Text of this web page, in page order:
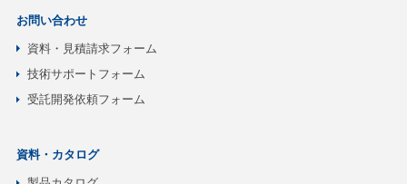
お問い合わせ
資料・見積請求フォーム
技術サポートフォーム
受託開発依頼フォーム
資料・カタログ